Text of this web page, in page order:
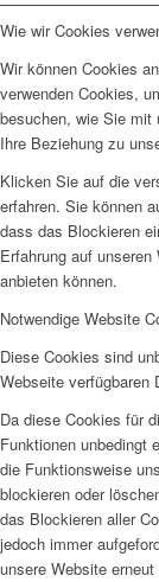
Wie wir Cookies
Wir können Cookies
verwenden Cookies,
besuchen, wie Sie mit
Ihre Beziehung zu
Klicken Sie auf die
erfahren. Sie können
dass das Blockieren
Erfahrung auf
anbieten können.
Notwendige Website
Diese Cookies sind
Webseite verfügbaren
Da diese Cookies für
Funktionen unbedingt
die Funktionsweise
blockieren oder
das Blockieren aller
jedoch immer
unsere Website